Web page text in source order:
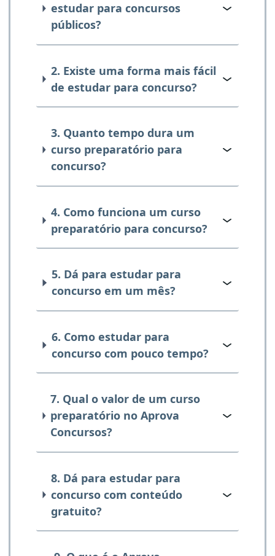
estudar para concursos
públicos?
2. Existe uma forma mais fácil
de estudar para concurso?
3. Quanto tempo dura um
curso preparatório para
concurso?
4. Como funciona um curso
preparatório para concurso?
5. Dá para estudar para
concurso em um mês?
6. Como estudar para
concurso com pouco tempo?
7. Qual o valor de um curso
preparatório no Aprova
Concursos?
8. Dá para estudar para
concurso com conteúdo
gratuito?